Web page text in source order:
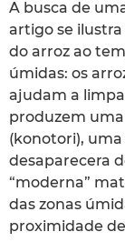
A busca de
artigo se
do arroz ao
úmidas: os
ajudam a
produzem
(konotori),
desaparecera
“moderna”
das zonas
proximidade de